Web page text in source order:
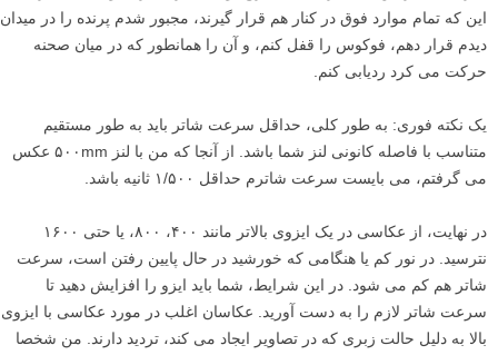
این که تمام موارد فوق در کنار هم قرار گیرند، مجبور شدم پرنده را در میدان
دیدم قرار دهم، فوکوس را قفل کنم، و آن را همانطور که در میان صحنه
حرکت می کرد ردیابی کنم.
یک نکته فوری: به طور کلی، حداقل سرعت شاتر باید به طور مستقیم
متناسب با فاصله کانونی لنز شما باشد. از آنجا که من با لنز ۵۰۰mm عکس
می گرفتم، می بایست سرعت شاترم حداقل ۱/۵۰۰ ثانیه باشد.
در نهایت، از عکاسی در یک ایزوی بالاتر مانند ۴۰۰، ۸۰۰، یا حتی ۱۶۰۰
نترسید. در نور کم یا هنگامی که خورشید در حال پایین رفتن است، سرعت
شاتر هم کم می شود. در این شرایط، شما باید ایزو را افزایش دهید تا
سرعت شاتر لازم را به دست آورید. عکاسان اغلب در مورد عکاسی با ایزوی
بالا به دلیل حالت زبری که در تصاویر ایجاد می کند، تردید دارند. من شخصا